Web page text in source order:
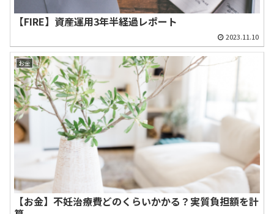
【FIRE】資産運用3年半経過レポート
2023.11.10
お金
【お金】不妊治療費どのくらいかかる？実質負担額を計